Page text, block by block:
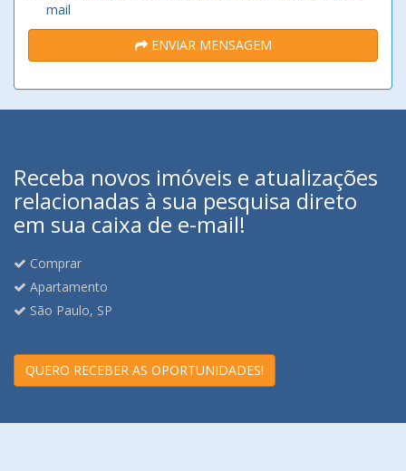
mail
ENVIAR MENSAGEM
Receba novos imóveis e atualizações
relacionadas à sua pesquisa direto
em sua caixa de e-mail!
Comprar
Apartamento
São Paulo, SP
QUERO RECEBER AS OPORTUNIDADES!